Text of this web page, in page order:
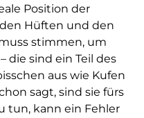
Position der
Hüften und den
stimmen, um
die sind ein Teil des
aus wie Kufen
sagt, sind sie fürs
tun, kann ein Fehler